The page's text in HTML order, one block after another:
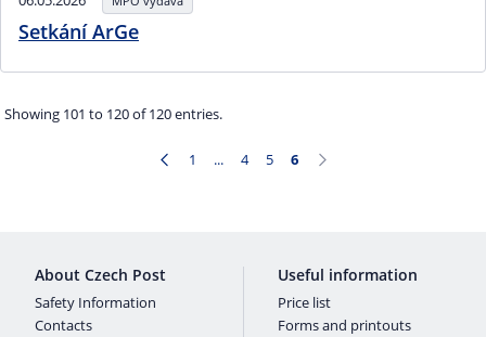
Setkání ArGe
Showing 101 to 120 of 120 entries.
Page
1 ...
Intermediate Pages Use TAB to navigate.
Page
4 Page
5 Page
6
About Czech Post
Safety Information
Contacts
Useful information
Price list
Forms and printouts